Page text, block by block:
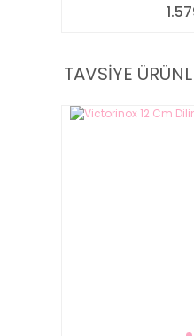
TAVSİYE